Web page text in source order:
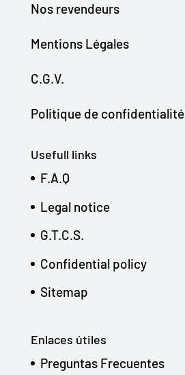
Nos revendeurs
Mentions Légales
C.G.V.
Politique de confidentialité
Usefull links
F.A.Q
Legal notice
G.T.C.S.
Confidential policy
Sitemap
Enlaces útiles
Preguntas Frecuentes